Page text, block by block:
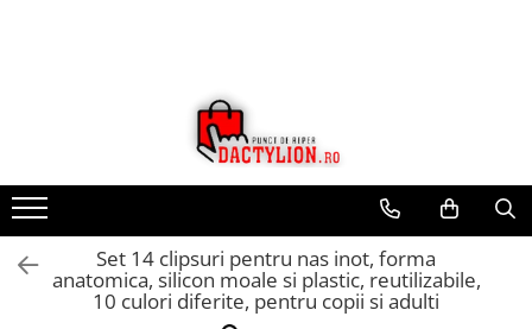
Set 14 clipsuri pentru nas inot, forma
anatomica, silicon moale si plastic, reutilizabile,
10 culori diferite, pentru copii si adulti